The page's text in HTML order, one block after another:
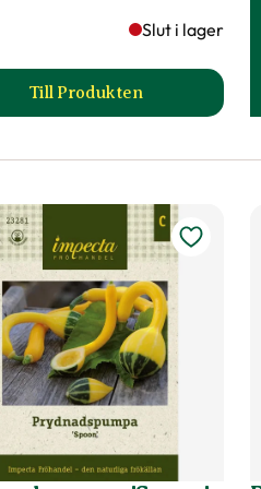
Slut i lager
Till Produkten
till Prydnadspumpa